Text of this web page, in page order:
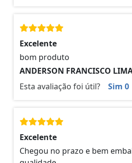
Excelente
bom produto
ANDERSON FRANCISCO
Esta avaliação foi útil?
Sim 0
Excelente
Chegou no prazo e bem